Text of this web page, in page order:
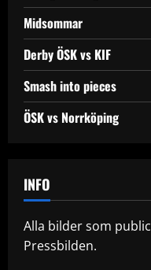
a
t
i
o
Midsommar
Derby ÖSK vs KIF
Smash into pieces
ÖSK vs Norrköping
INFO
Alla bilder som
Pressbilden.